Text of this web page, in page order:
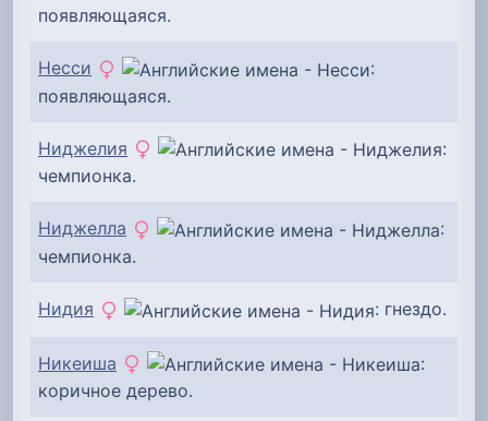
появляющаяся.
Несси
:
появляющаяся.
Ниджелия
:
чемпионка.
Ниджелла
:
чемпионка.
Нидия : гнездо.
Никеиша
:
коричное дерево.